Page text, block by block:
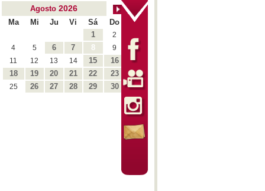
Agosto 2026
Ma Mi Ju Vi Sá
Do
1
2
4 5 6 7 8
9
11 12 13 14 15 16
18 19 20 21 22 23
25 26 27 28 29 30